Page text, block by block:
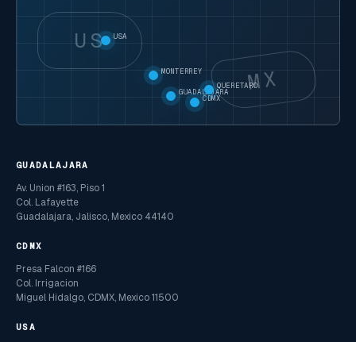
US
MX
USA
MONTERREY
GUADALAJARA
CDMX
QUERETARO
GUADALAJARA
Av. Union #163, Piso 1
Col. Lafayette
Guadalajara, Jalisco, Mexico 44140
CDMX
Presa Falcon #166
Col. Irrigacion
Miguel Hidalgo, CDMX, Mexico 11500
USA